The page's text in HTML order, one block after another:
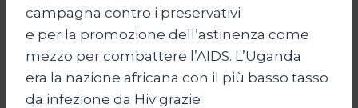
campagna contro i preservativi
e per la promozione dell’astinenza come
mezzo per combattere l’AIDS. L’Uganda
era la nazione africana con il più basso tasso
da infezione da Hiv grazie